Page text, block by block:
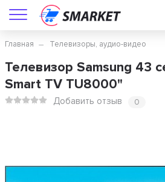
Главная Телевизоры, аудио-видео
Телевизор Samsung 43
Smart TV TU8000"
Добавить отзыв 0